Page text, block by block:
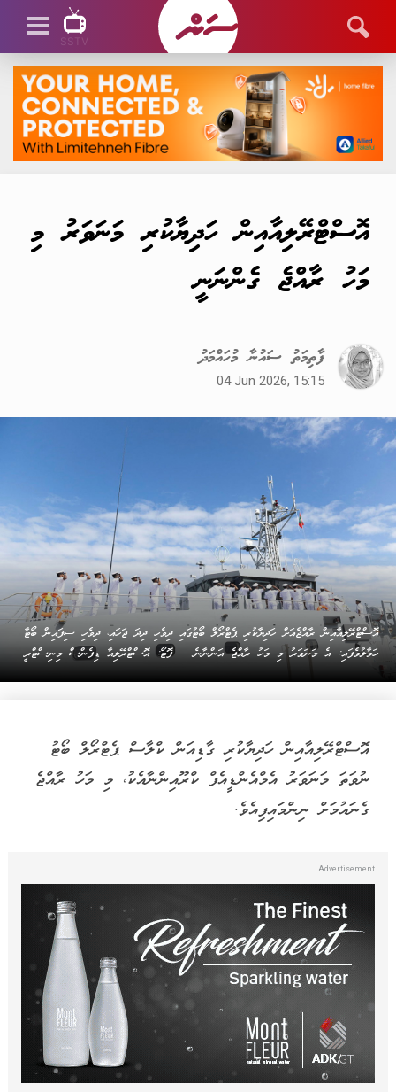
SSTV
SSTV LIVE
އޮސްޓްރޭލިއާއިން ހަދިޔާކުރި މަނަވަރު މި
މަހު ރާއްޖެ ގެންނަނީ
ފާތިމަތު ސައުނާ މުހައްމަދު
04 Jun 2026, 15:15
އޮސްޓްރޭލިއާއިން ރާއްޖެއަށް ހަދިޔާކުރި ޕެޓްރޯލް ބޯޓުގައި ދިވެހި ދިދަ ޖަހައި، ދިވެހި ސިފައިން ބޯޓާ
ހަވާލުވެފައި: އެ މަނަވަރު މި މަހު ރާއްޖެ އަންނާނެ -- ފޮޓޯ: އޮސްޓްރޭލިއާ ޑިފެންސް މިނިސްޓްރީ
އޮސްޓްރޭލިއާއިން ހަދިޔާކުރި ގާޑިއަން ކްލާސް ޕެޓްރޯލް ބޯޓު
ނުވަތަ މަނަވަރު އެމްއެންޑީއެފް ކްރޫއިންނާއެކު، މި މަހު ރާއްޖެ
ގެނައުމަށް ނިންމައިފިއެވެ.